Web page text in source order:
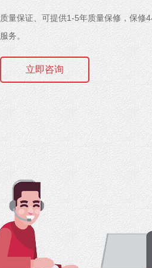
质量保证、可提供1-5年质量保修，保修
服务。
立即咨询